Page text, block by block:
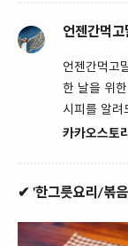
언젠간먹고
언젠간먹고
한 날을 위
시피를 알려
카카오스토
✔ '한그릇요리/볶